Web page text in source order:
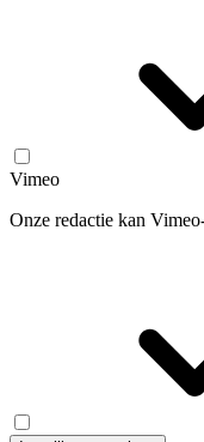
Vimeo
Onze redactie kan